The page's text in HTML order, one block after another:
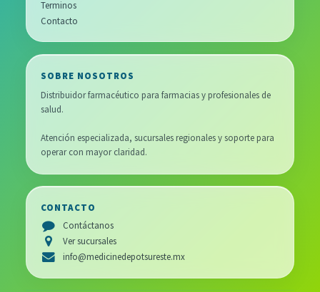
Terminos
Contacto
SOBRE NOSOTROS
Distribuidor farmacéutico para farmacias y profesionales de
salud.
Atención especializada, sucursales regionales y soporte para
operar con mayor claridad.
CONTACTO
Contáctanos
Ver sucursales
info@medicinedepotsureste.mx